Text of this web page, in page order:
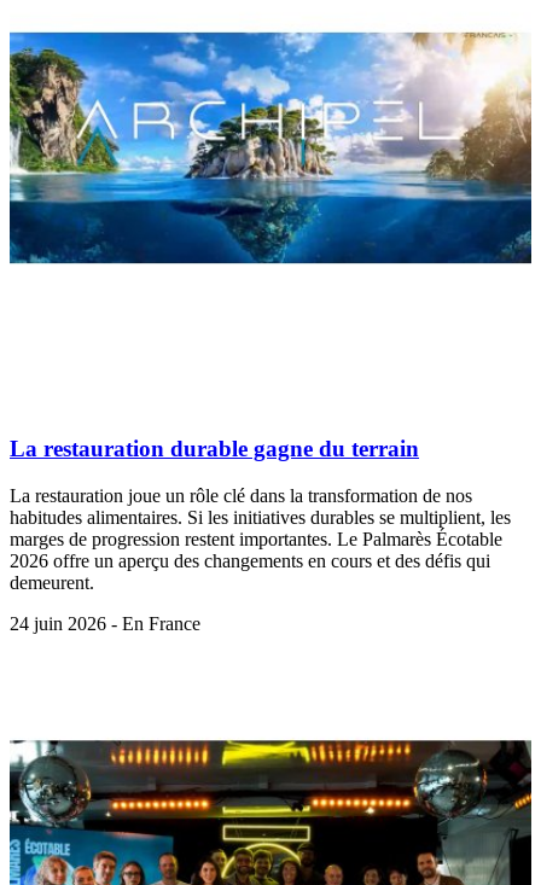
La restauration durable gagne du terrain
La restauration joue un rôle clé dans la transformation de nos
habitudes alimentaires. Si les initiatives durables se multiplient, les
marges de progression restent importantes. Le Palmarès Écotable
2026 offre un aperçu des changements en cours et des défis qui
demeurent.
24 juin 2026 - En France